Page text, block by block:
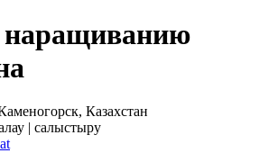
наращиванию
Казахстан
| салыстыру